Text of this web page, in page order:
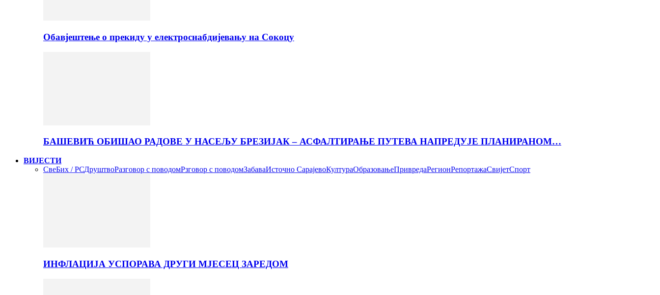
Обавјештење о прекиду у електроснабдијевању на Сокоцу
БАШЕВИЋ ОБИШАО РАДОВЕ У НАСЕЉУ БРЕЗИЈАК – АСФАЛТИРАЊЕ ПУТЕВА НАПРЕДУЈЕ ПЛАНИРАНОМ…
ВИЈЕСТИ
СвеБих / РСДруштвоРазговор с поводомРзговор с поводомЗабаваИсточно СарајевоКултураОбразовањеПривредаРегионРепортажаСвијетСпорт
ИНФЛАЦИЈА УСПОРАВА ДРУГИ МЈЕСЕЦ ЗАРЕДОМ